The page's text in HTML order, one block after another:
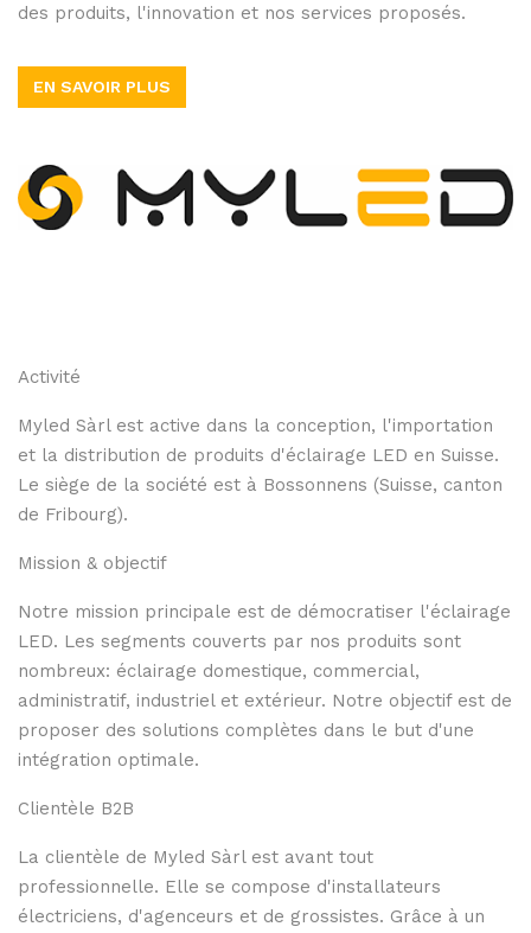
des produits, l'innovation et nos services proposés.
EN SAVOIR PLUS
Activité
Myled Sàrl est active dans la conception, l'importation
et la distribution de produits d'éclairage LED en Suisse.
Le siège de la société est à Bossonnens (Suisse, canton
de Fribourg).
Mission & objectif
Notre mission principale est de démocratiser l'éclairage
LED. Les segments couverts par nos produits sont
nombreux: éclairage domestique, commercial,
administratif, industriel et extérieur. Notre objectif est de
proposer des solutions complètes dans le but d'une
intégration optimale.
Clientèle B2B
La clientèle de Myled Sàrl est avant tout
professionnelle. Elle se compose d'installateurs
électriciens, d'agenceurs et de grossistes. Grâce à un